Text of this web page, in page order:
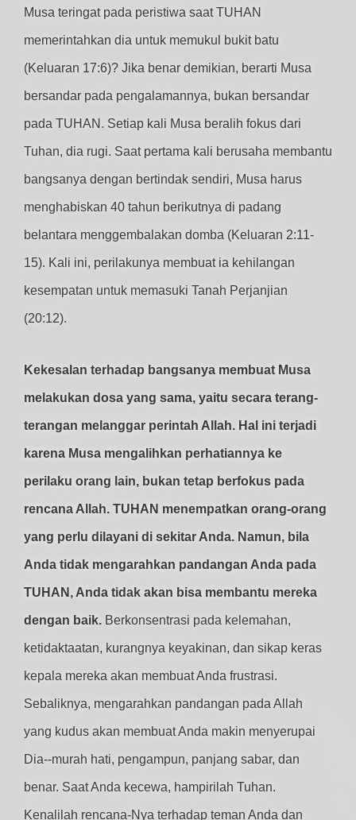
Musa teringat pada peristiwa saat TUHAN
memerintahkan dia untuk memukul bukit batu
(Keluaran 17:6)? Jika benar demikian, berarti Musa
bersandar pada pengalamannya, bukan bersandar
pada TUHAN. Setiap kali Musa beralih fokus dari
Tuhan, dia rugi. Saat pertama kali berusaha membantu
bangsanya dengan bertindak sendiri, Musa harus
menghabiskan 40 tahun berikutnya di padang
belantara menggembalakan domba (Keluaran 2:11-
15). Kali ini, perilakunya membuat ia kehilangan
kesempatan untuk memasuki Tanah Perjanjian
(20:12).
Kekesalan terhadap bangsanya membuat Musa
melakukan dosa yang sama, yaitu secara terang-
terangan melanggar perintah Allah. Hal ini terjadi
karena Musa mengalihkan perhatiannya ke
perilaku orang lain, bukan tetap berfokus pada
rencana Allah. TUHAN menempatkan orang-orang
yang perlu dilayani di sekitar Anda. Namun, bila
Anda tidak mengarahkan pandangan Anda pada
TUHAN, Anda tidak akan bisa membantu mereka
dengan baik. Berkonsentrasi pada kelemahan,
ketidaktaatan, kurangnya keyakinan, dan sikap keras
kepala mereka akan membuat Anda frustrasi.
Sebaliknya, mengarahkan pandangan pada Allah
yang kudus akan membuat Anda makin menyerupai
Dia--murah hati, pengampun, panjang sabar, dan
benar. Saat Anda kecewa, hampirilah Tuhan.
Kenalilah rencana-Nya terhadap teman Anda dan